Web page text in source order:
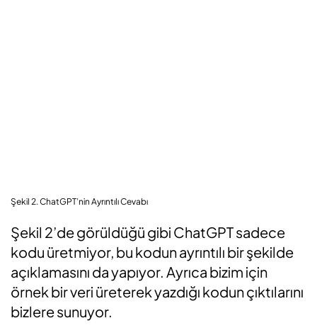
Şekil 2. ChatGPT’nin Ayrıntılı Cevabı
Şekil 2’de görüldüğü gibi ChatGPT sadece
kodu üretmiyor, bu kodun ayrıntılı bir şekilde
açıklamasını da yapıyor. Ayrıca bizim için
örnek bir veri üreterek yazdığı kodun çıktılarını
bizlere sunuyor.